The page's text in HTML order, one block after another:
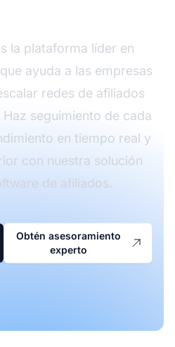
la plataforma líder en
ayuda a las empresas
redes de afiliados
seguimiento de cada
en tiempo real y
con nuestra solución
de afiliados.
Obtén asesoramiento
experto